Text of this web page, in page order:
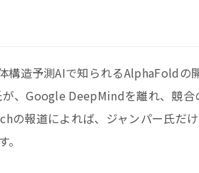
構造予測AIで知られるAlphaFoldの
、Google DeepMindを離れ、競合
の報道によれば、ジャンパー氏だ